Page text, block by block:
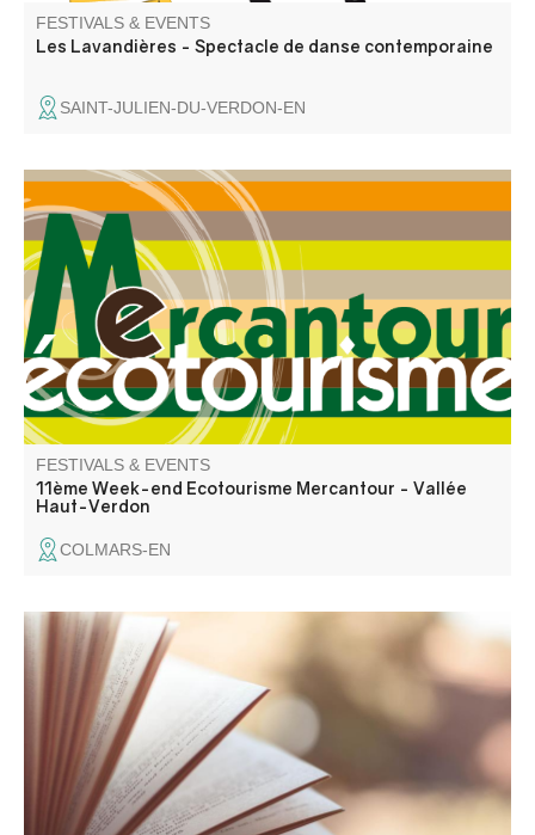
FESTIVALS & EVENTS
Les Lavandières - Spectacle de danse contemporaine
SAINT-JULIEN-DU-VERDON-EN
Week-end Ecotourisme Mercantour organisé par
l'association Mercantour Ecotourisme dans le cadre de
son Festival du Tourisme Durable du mois de septembre
2026 et avec la collaboration de ses partenaires .
FESTIVALS & EVENTS
11ème Week-end Ecotourisme Mercantour - Vallée
Haut-Verdon
COLMARS-EN
Présence et rencontres avec de nombreux auteurs
régionaux venus présenter leurs ouvrages.